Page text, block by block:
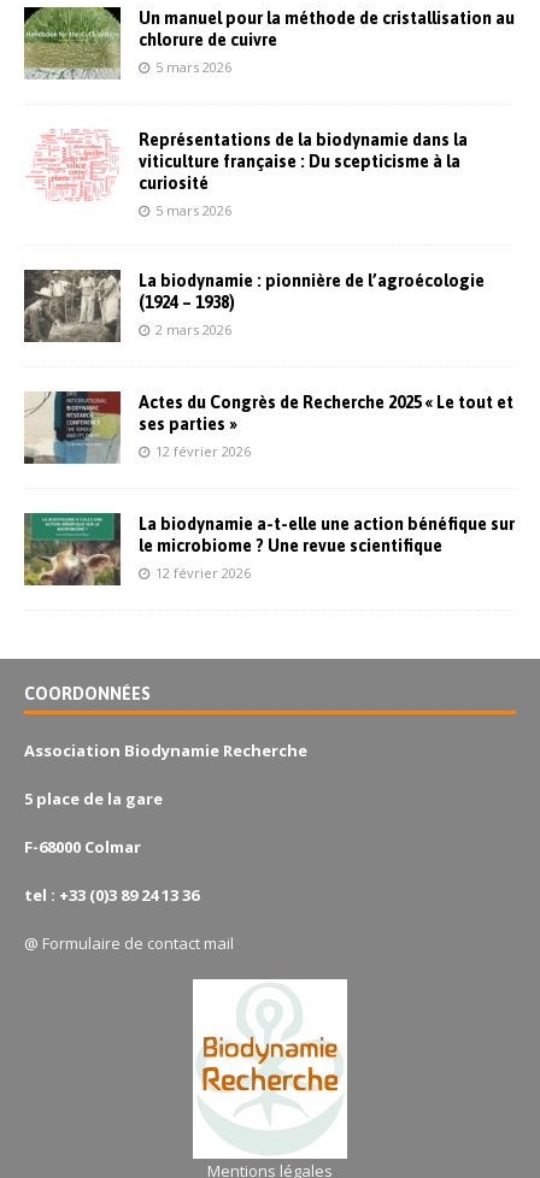
Un manuel pour la méthode de cristallisation au
chlorure de cuivre
5 mars 2026
Représentations de la biodynamie dans la
viticulture française : Du scepticisme à la
curiosité
5 mars 2026
La biodynamie : pionnière de l’agroécologie
(1924 – 1938)
2 mars 2026
Actes du Congrès de Recherche 2025 « Le tout et
ses parties »
12 février 2026
La biodynamie a-t-elle une action bénéfique sur
le microbiome ? Une revue scientifique
12 février 2026
COORDONNÉES
Association Biodynamie Recherche
5 place de la gare
F-68000 Colmar
tel : +33 (0)3 89 24 13 36
@ Formulaire de contact mail
Mentions légales